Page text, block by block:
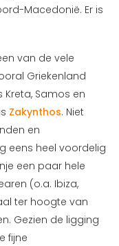
Macedonië. Er is
van de vele
Griekenland
Samos en
Zakynthos. Niet
en
eens heel voordelig
een paar hele
(o.a. Ibiza,
ter hoogte van
Gezien de ligging
fijne